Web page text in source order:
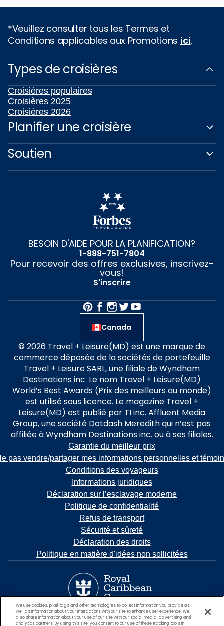
*Veuillez consulter tous les Termes et
Conditions applicables aux Promotions ici.
Types de croisières
Croisières populaires
Croisières 2025
Croisières 2026
Planifier une croisière
Soutien
BESOIN D'AIDE POUR LA PLANIFICATION?
1-888-751-7804
Pour recevoir des offres exclusives, inscrivez-
vous!
S'inscrire
Canada
© 2026 Travel + Leisure(MD) est une marque de
commerce déposée de la sociétés de portefeuille
Travel + Leisure SARL, une filiale de Wyndham
Destinations inc. Le nom Travel + Leisure(MD)
World’s Best Awards (Prix des meilleurs au monde)
est utilisé sous licence. Le magazine Travel +
Leisure(MD) est publié par TI inc. Affluent Media
Group, une société Dotdash Meredith qui n’est pas
affiliée à Wyndham Destinations inc. ou à ses filiales.
Garantie du meilleur prix
pas vendre/partager mes informations personnelles et
Conditions des voyageurs
Informations juridiques
Déclaration sur l’esclavage moderne
Politique de confidentialité
Refus de transport
Sécurité et sûreté
Déclaration des droits
Politique en matière d'idées non sollicitées
We use cookies, pixel tags and other technologies to collect information you provide as
well as information about your interactions with our site to enhance user experience. We
also share information about your use of our site with our social media, advertising and
analytics partners. By using this site, you consent to our use of these tracking tools in